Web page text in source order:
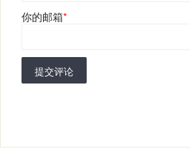
你的邮箱*
提交评论